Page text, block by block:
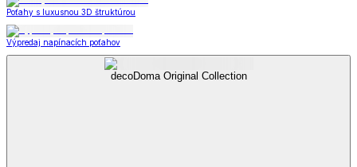
Poťahy s luxusnou 3D štruktúrou
Výpredaj napínacích poťahov
decoDoma Original Collection